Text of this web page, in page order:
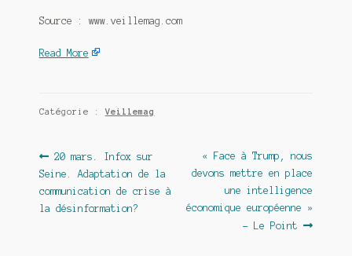
Source : www.veillemag.com
Read More
Catégorie :Veillemag
Navigation
de
l’article
Article
précédent :
20 mars. Infox sur
Seine. Adaptation de la
communication de crise à
la désinformation?
Article
suivant :
« Face à Trump, nous
devons mettre en place
une intelligence
économique européenne »
– Le Point